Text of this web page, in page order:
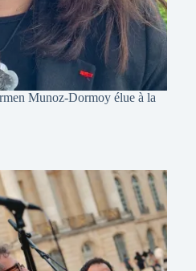
Munoz-Dormoy élue à la